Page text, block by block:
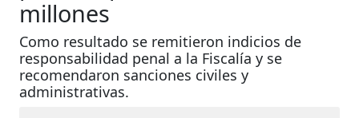
millones
Como resultado se remitieron indicios de
responsabilidad penal a la Fiscalía y se
recomendaron sanciones civiles y
administrativas.